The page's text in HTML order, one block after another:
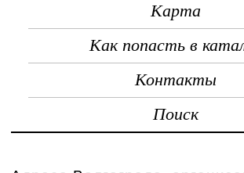
Карта
Как попасть в
Контакты
Поиск